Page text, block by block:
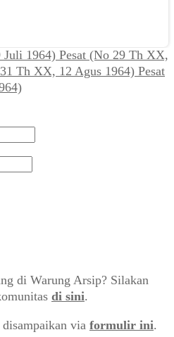
Pesat (No 29 Th XX,
Pesat
di Warung Arsip? Silakan
di sini.
disampaikan via formulir ini.